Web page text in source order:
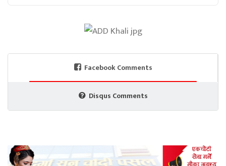
Facebook Comments
Disqus Comments